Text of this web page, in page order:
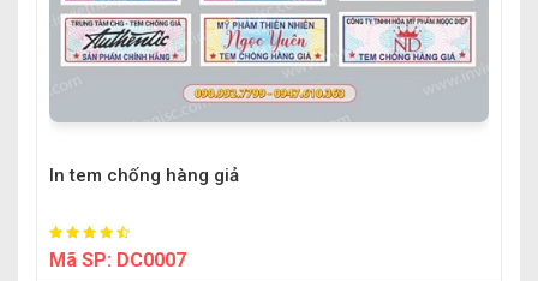
In tem chống hàng giả
Mã SP: DC0007